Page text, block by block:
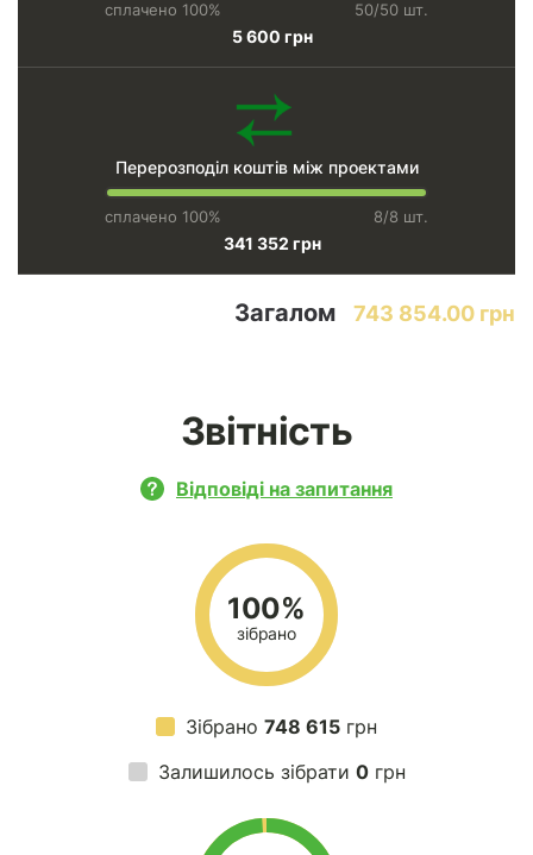
сплачено 100% 50/50 шт.
5 600 грн
Перерозподіл коштів між проектами
сплачено 100% 8/8 шт.
341 352 грн
Загалом 743 854.00 грн
Звітність
Відповіді на запитання
100%
зібрано
Зібрано 748 615 грн
Залишилось зібрати 0грн